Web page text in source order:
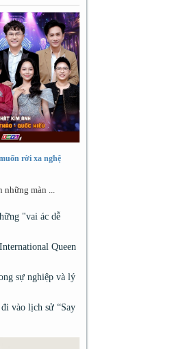
rời xa nghệ
những màn ...
"vai ác dễ
Queen
sự nghiệp và lý
vào lịch sử “Say